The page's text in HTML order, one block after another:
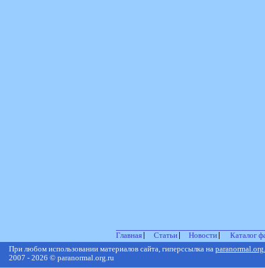
Главная Статьи Новости
Каталог
При любом использовании материалов сайта, гиперссылка на
2007 - 2026 © paranormal.org.ru